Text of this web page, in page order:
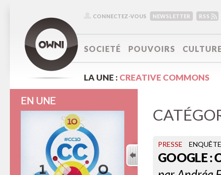
CONNECTEZ-VOUS NEWSLETTER RSS
SOCIETÉ POUVOIRS
LA UNE : CREATIVE COMMONS
PRESSE ENQUÊTE
GOOGLE :
EN UNE